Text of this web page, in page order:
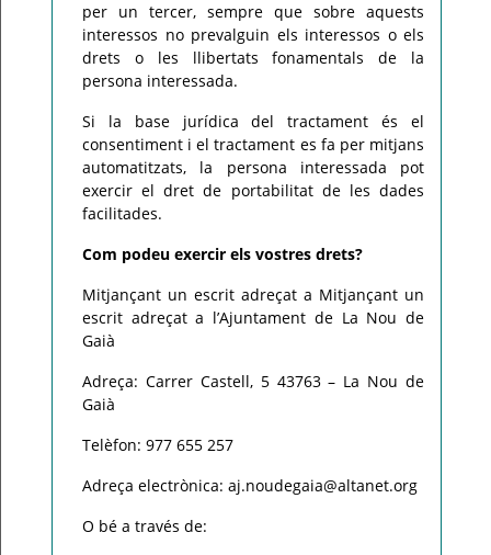
per un tercer, sempre que sobre aquests
interessos no prevalguin els interessos o els
drets o les llibertats fonamentals de la
persona interessada.
Si la base jurídica del tractament és el
consentiment i el tractament es fa per mitjans
automatitzats, la persona interessada pot
exercir el dret de portabilitat de les dades
facilitades.
Com podeu exercir els vostres drets?
Mitjançant un escrit adreçat a Mitjançant un
escrit adreçat a l’Ajuntament de La Nou de
Gaià
Adreça: Carrer Castell, 5 43763 – La Nou de
Gaià
Telèfon: 977 655 257
Adreça electrònica: aj.noudegaia@altanet.org
O bé a través de: